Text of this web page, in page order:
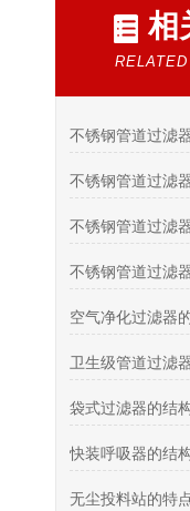
相
不锈钢管道过滤
袋式过滤器的结
无尘投料站的特